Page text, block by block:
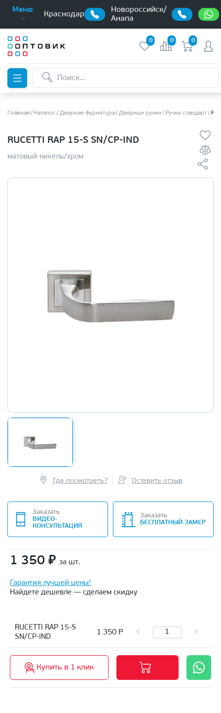
Меню
Краснодар
Новороссийск/
Анапа
0 0 0
Главная Каталог Дверная фурнитура Дверные ручки Ручки стандарт
RUCETTI RAP 15-S SN/CP-IND
матовый никель/хром
Где посмотреть? Оставить отзыв
Заказать
ВИДЕО-
КОНСУЛЬТАЦИЯ
Заказать
БЕСПЛАТНЫЙ ЗАМЕР
1 350 ₽ за шт.
Гарантия лучшей цены!
Найдете дешевле — сделаем скидку
RUCETTI RAP 15-S
SN/CP-IND
1 350 Р
Купить в 1 клик